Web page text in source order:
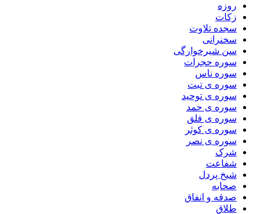
روزه
زکات
سجده تلاوت
سخنرانی
سن شیرخوارگی
سوره حجرات
سوره ناس
سوره ی تبت
سوره ی توحید
سوره ی حمد
سوره ی فلق
سوره ی کوثر
سوره ی نصر
شرک
شفاعت
شیخ پردل
صحابه
صدقه و انفاق
طلاق